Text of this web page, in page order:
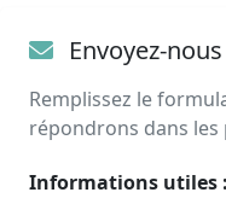
Envoyez-
Remplissez le
répondrons dans les
Informations utiles :